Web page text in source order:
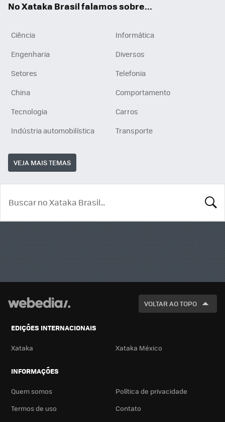
No Xataka Brasil falamos sobre...
Ciência
Informática
Engenharia
Diversos
Setores
Telefonia
China
Comportamento
Tecnologia
Carros
Indústria automobilística
Transporte
VEJA MAIS TEMAS
VOLTAR AO TOPO
EDIÇÕES INTERNACIONAIS
Xataka Xataka México
INFORMAÇÕES
Quem somos
Política de privacidade
Termos de uso
Contato